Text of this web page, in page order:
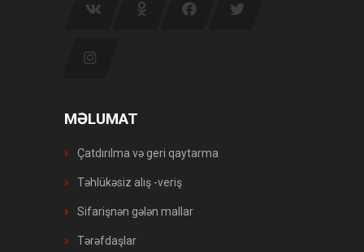
MƏLUMAT
Çatdırılma və geri qaytarma
Təhlükəsiz alış -veriş
Sifarişnən gələn mallar
Tərəfdaşlar